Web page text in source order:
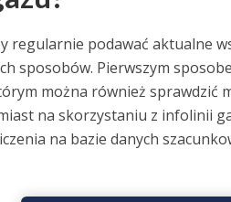
regularnie podawać aktualne
sposobów. Pierwszym
można również sprawdzić
na skorzystaniu z infolinii
na bazie danych